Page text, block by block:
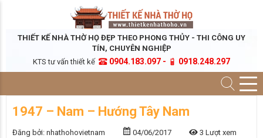
THIẾT KẾ NHÀ THỜ HỌ ĐẸP THEO PHONG THỦY - THI CÔNG UY
TÍN, CHUYÊN NGHIỆP
KTS tư vấn thiết kế
0904.183.097 - 0918.248.297
1947 – Nam – Hướng Tây Nam
Đăng bởi: nhathohovietnam 04/06/2017 3 Lượt xem